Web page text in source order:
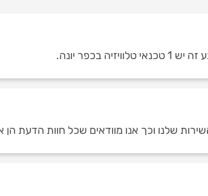
יונה.
שלנו וכך אנו מוודאים שכל חוות הדעת הן